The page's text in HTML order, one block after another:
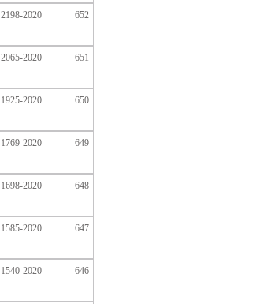
652
2198-2020
651
2065-2020
650
1925-2020
649
1769-2020
648
1698-2020
647
1585-2020
646
1540-2020